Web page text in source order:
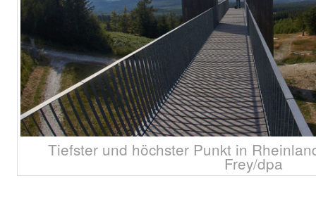
Tiefster und höchster Punkt in
Frey/dpa